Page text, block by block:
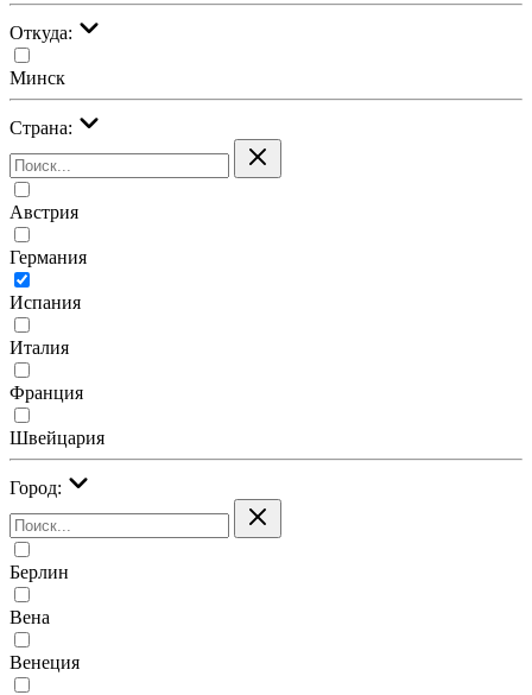
Откуда:
Минск
Страна:
Австрия
Германия
Испания
Италия
Франция
Швейцария
Город:
Берлин
Вена
Венеция